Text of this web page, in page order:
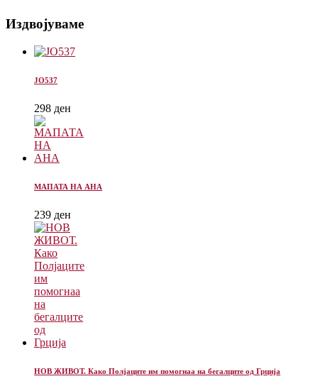
Издвојуваме
ЈО537
298 ден
МАПАТА НА АНА
239 ден
НОВ ЖИВОТ. Како Полјаците им помогнаа на бегалците од Грција